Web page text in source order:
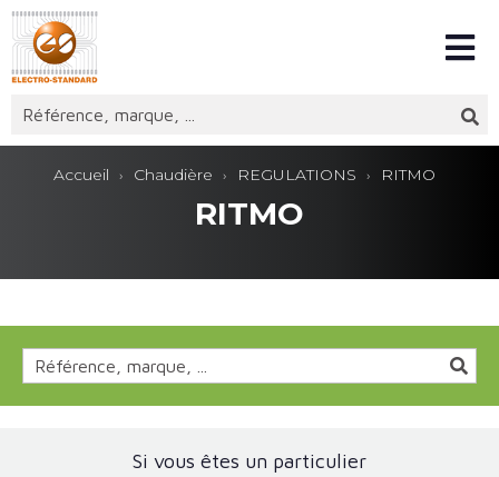
Accueil Chaudière REGULATIONS RITMO
RITMO
Si vous êtes un particulier